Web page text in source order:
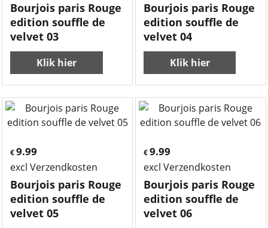
Bourjois paris Rouge
edition souffle de
velvet 03
Klik hier
Bourjois paris Rouge
edition souffle de
velvet 04
Klik hier
€ 9.99
excl Verzendkosten
Bourjois paris Rouge
edition souffle de
velvet 05
€9.99
excl Verzendkosten
Bourjois paris Rouge
edition souffle de
velvet 06